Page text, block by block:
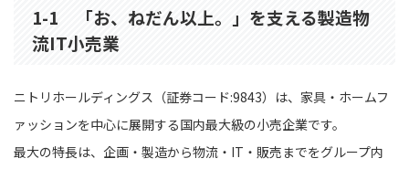
1-1 「お、ねだん以上。」を支える製造物
流IT小売業
ニトリホールディングス（証券コード:9843）は、家具・ホームフ
ァッションを中心に展開する国内最大級の小売企業です。
最大の特長は、企画・製造から物流・IT・販売までをグループ内